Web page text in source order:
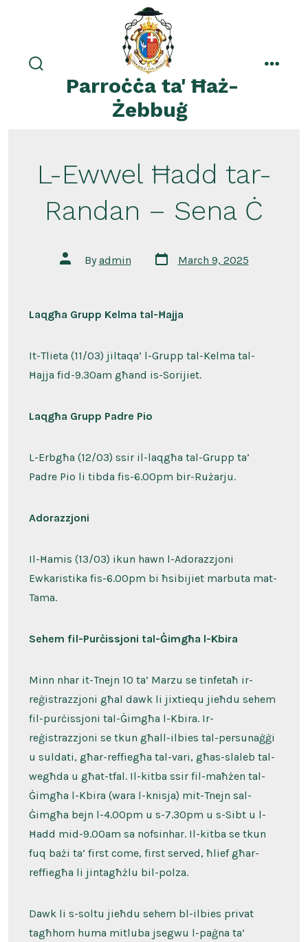
search
toggleParroċċa ta' Ħaż-
Żebbuġ
L-Ewwel Ħadd tar-
Randan – Sena Ċ
Post
author
Byadmin
Post
date
March 9, 2025
Laqgħa Grupp Kelma tal-Ħajja
It-Tlieta (11/03) jiltaqa’ l-Grupp tal-Kelma tal-
Ħajja fid-9.30am għand is-Sorijiet.
Laqgħa Grupp Padre Pio
L-Erbgħa (12/03) ssir il-laqgħa tal-Grupp ta’
Padre Pio li tibda fis-6.00pm bir-Rużarju.
Adorazzjoni
Il-Ħamis (13/03) ikun hawn l-Adorazzjoni
Ewkaristika fis-6.00pm bi ħsibijiet marbuta mat-
Tama.
Sehem fil-Purċissjoni tal-Ġimgħa l-Kbira
Minn nhar it-Tnejn 10 ta’ Marzu se tinfetaħ ir-
reġistrazzjoni għal dawk li jixtiequ jieħdu sehem
fil-purċissjoni tal-Ġimgħa l-Kbira. Ir-
reġistrazzjoni se tkun għall-ilbies tal-persunaġġi
u suldati, għar-reffiegħa tal-vari, għas-slaleb tal-
wegħda u għat-tfal. Il-kitba ssir fil-maħżen tal-
Ġimgħa l-Kbira (wara l-knisja) mit-Tnejn sal-
Ġimgħa bejn l-4.00pm u s-7.30pm u s-Sibt u l-
Ħadd mid-9.00am sa nofsinhar. Il-kitba se tkun
fuq bażi ta’ first come, first served, ħlief għar-
reffiegħa li jintagħżlu bil-polza.
Dawk li s-soltu jieħdu sehem bl-ilbies privat
tagħhom huma mitluba jsegwu l-paġna ta’